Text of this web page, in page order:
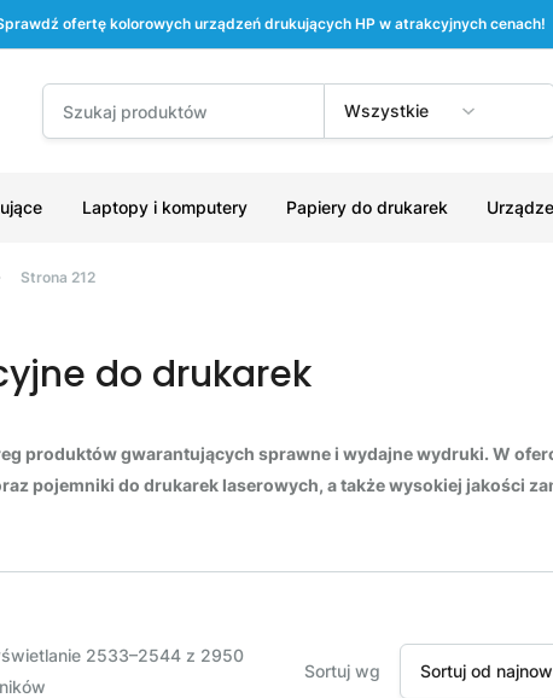
ofertę kolorowych urządzeń drukujących HP w atrakcyjnych cenach!
Wszystkie
Laptopy i komputery Papiery do drukarek
Strona 212
do drukarek
produktów gwarantujących sprawne i wydajne wydruki. W
pojemniki do drukarek laserowych, a także wysokiej jakości
2533–2544 z 2950
Sortuj wg Sortuj od